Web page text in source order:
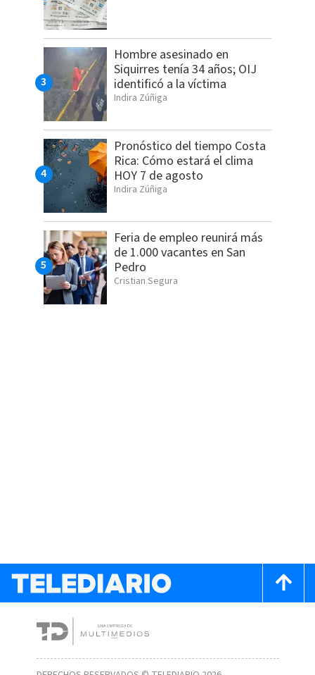
Hombre asesinado en
Siquirres tenía 34 años; OIJ
identificó a la víctima
Indira Zúñiga
Pronóstico del tiempo Costa
Rica: Cómo estará el clima
HOY 7 de agosto
Indira Zúñiga
Feria de empleo reunirá más
de 1.000 vacantes en San
Pedro
Cristian Segura